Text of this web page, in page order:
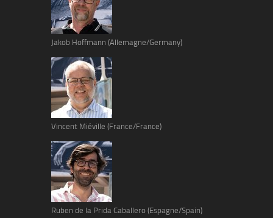
Jakob Hoffmann (Allemagne/Germany)
Vincent Miéville (France/France)
Ruben de la Prida Caballero (Espagne/Spain)